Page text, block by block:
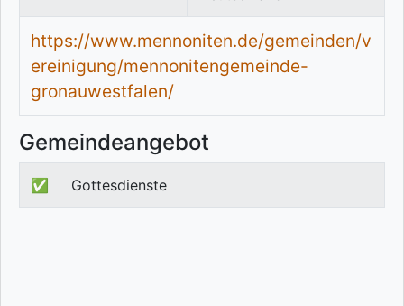
https://www.mennoniten.de/gemeinden/v
ereinigung/mennonitengemeinde-
gronauwestfalen/
Gemeindeangebot
✅ Gottesdienste